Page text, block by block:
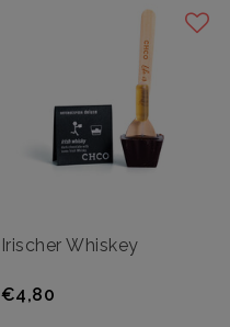
Irischer Whiskey
€4,80